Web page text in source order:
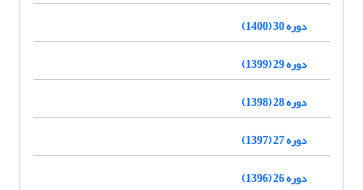
دوره 30 (1400)
دوره 29 (1399)
دوره 28 (1398)
دوره 27 (1397)
دوره 26 (1396)